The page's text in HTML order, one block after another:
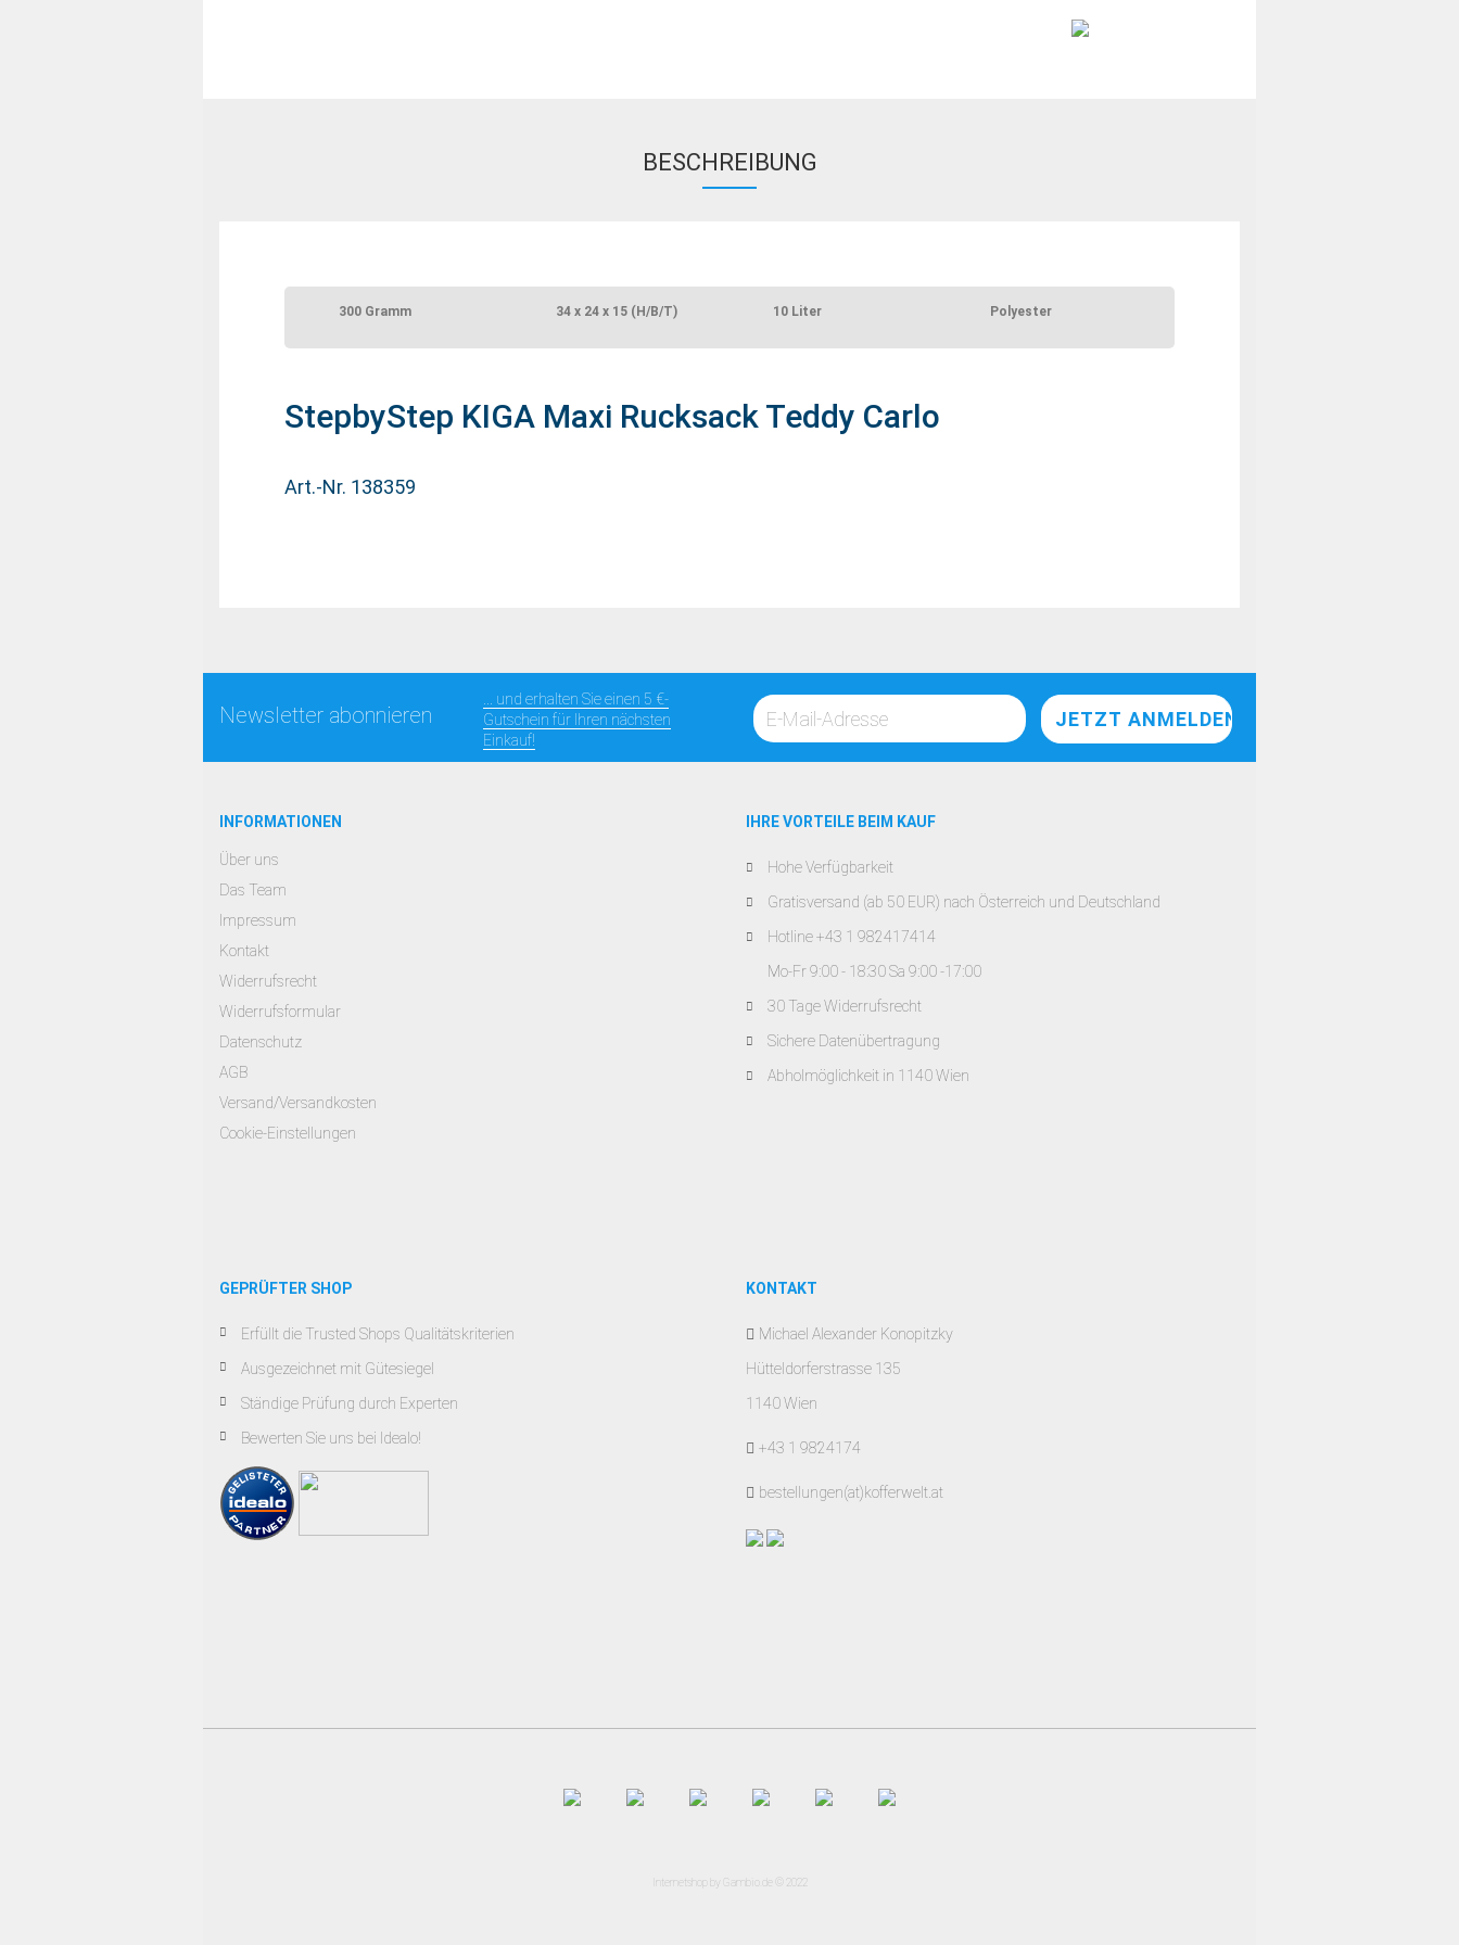
BESCHREIBUNG
300 Gramm 34 x 24 x 15 (H/B/T) 10 Liter Polyester
StepbyStep KIGA Maxi Rucksack Teddy Carlo
Art.-Nr. 138359
Newsletter abonnieren
... und erhalten Sie einen 5 €-
Gutschein für Ihren nächsten
Einkauf!
INFORMATIONEN
Über uns
Das Team
Impressum
Kontakt
Widerrufsrecht
Widerrufsformular
Datenschutz
AGB
Versand/Versandkosten
Cookie-Einstellungen
IHRE VORTEILE BEIM KAUF
Hohe Verfügbarkeit
Gratisversand (ab 50 EUR) nach Österreich und Deutschland
Hotline +43 1 982417414
Mo-Fr 9:00 - 18:30 Sa 9:00 -17:00
30 Tage Widerrufsrecht
Sichere Datenübertragung
Abholmöglichkeit in 1140 Wien
GEPRÜFTER SHOP
Erfüllt die Trusted Shops Qualitätskriterien
Ausgezeichnet mit Gütesiegel
Ständige Prüfung durch Experten
Bewerten Sie uns bei Idealo!
KONTAKT
Michael Alexander Konopitzky
Hütteldorferstrasse 135
1140 Wien
+43 1 9824174
bestellungen(at)kofferwelt.at
Internetshop by Gambio.de © 2022